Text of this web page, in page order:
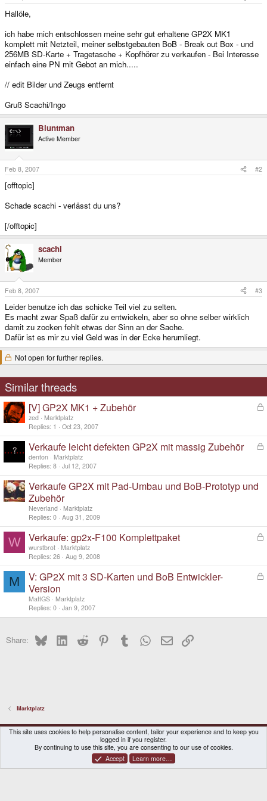
Hallöle,
ich habe mich entschlossen meine sehr gut erhaltene GP2X MK1
komplett mit Netzteil, meiner selbstgebauten BoB - Break out Box - und
256MB SD-Karte + Tragetasche + Kopfhörer zu verkaufen - Bei Interesse
einfach eine PN mit Gebot an mich.....
// edit Bilder und Zeugs entfernt
Gruß Scachi/Ingo
Bluntman
Active Member
Feb 8, 2007 #2
[offtopic]
Schade scachi - verlässt du uns?
[/offtopic]
scachi
Member
Feb 8, 2007 #3
Leider benutze ich das schicke Teil viel zu selten.
Es macht zwar Spaß dafür zu entwickeln, aber so ohne selber wirklich
damit zu zocken fehlt etwas der Sinn an der Sache.
Dafür ist es mir zu viel Geld was in der Ecke herumliegt.
Not open for further replies.
Similar threads
L
k
e
[V] GP2X MK1 + Zubehör
zed
Marktplatz
Replies 1 Oct 23, 2007
L
k
Verkaufe leicht defekten GP2X mit massig Zubehör
denton
Marktplatz
Replies 8 Jul 12, 2007
Verkaufe GP2X mit Pad-Umbau und BoB-Prototyp und
Zubehör
Neverland
Marktplatz
Replies 0 Aug 31, 2009
W
L
k
e
Verkaufe: gp2x-F100 Komplettpaket
wurstbrot
Marktplatz
Replies 26 Aug 9, 2008
M
L
e
V: GP2X mit 3 SD-Karten und BoB Entwickler-
Version
MattGS
Marktplatz
Replies 0 Jan 9, 2007
Share: BlueskyLinkedInReddit PinterestTumblr WhatsApp
EmailLink
Marktplatz
DragonBox Pyra
English (US)
Contact us
Terms and rules Privacy policy Help Home
® © 2010-2026 XenForo Ltd.|Certain add-on by SyTry.
This site uses cookies to help personalise content, tailor your experience and to keep you
logged in if you register.
By continuing to use this site, you are consenting to our use of cookies.
Accept
Learn more…